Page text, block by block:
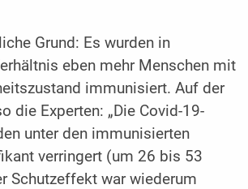
Grund: Es wurden in
eben mehr Menschen mit
immunisiert. Auf der
die Experten: „Die Covid-19-
unter den immunisierten
verringert (um 26 bis 53
Schutzeffekt war wiederum